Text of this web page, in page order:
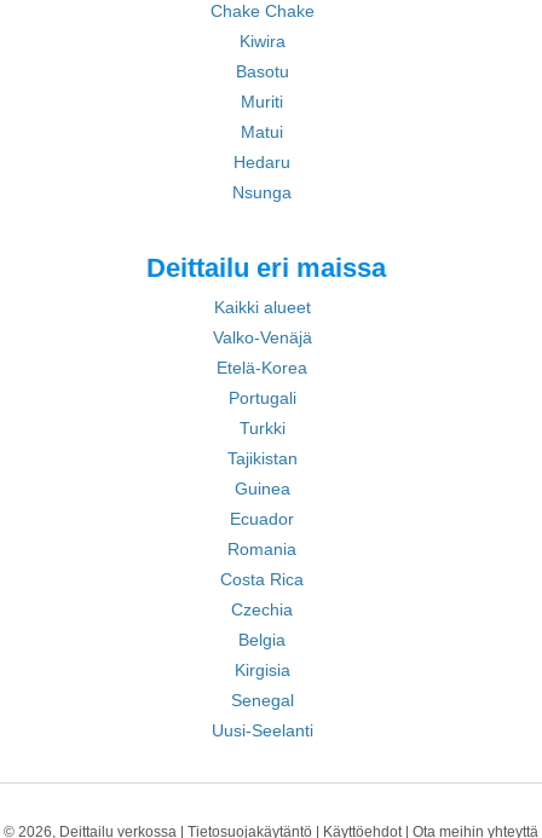
Chake Chake
Kiwira
Basotu
Muriti
Matui
Hedaru
Nsunga
Deittailu eri maissa
Kaikki alueet
Valko-Venäjä
Etelä-Korea
Portugali
Turkki
Tajikistan
Guinea
Ecuador
Romania
Costa Rica
Czechia
Belgia
Kirgisia
Senegal
Uusi-Seelanti
© 2026, Deittailu verkossa | Tietosuojakäytäntö Käyttöehdot| Ota meihin yhteyttä